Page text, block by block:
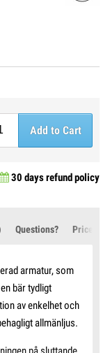
Add to Cart
30 days refund policy
Questions? Price
armatur, som
bär tydligt
av enkelhet och
allmänljus.